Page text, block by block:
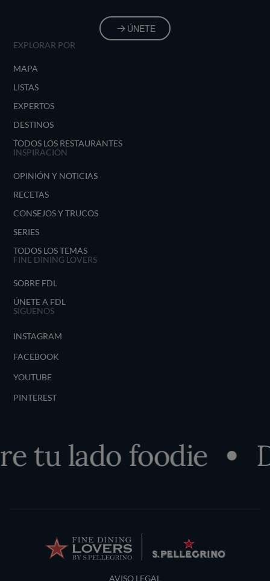
ÚNETE
EXPLORAR POR
MAPA
LISTAS
EXPERTOS
DESTINOS
TODOS LOS RESTAURANTES
INSPIRACIÓN
OPINIÓN Y NOTICIAS
RECETAS
CONSEJOS Y TRUCOS
SERIES
TODOS LOS TEMAS
FINE DINING LOVERS
SOBRE FDL
ÚNETE A FDL
SÍGUENOS
INSTAGRAM
FACEBOOK
YOUTUBE
PINTEREST
tu lado foodie
Terms and Conditions
AVISO LEGAL